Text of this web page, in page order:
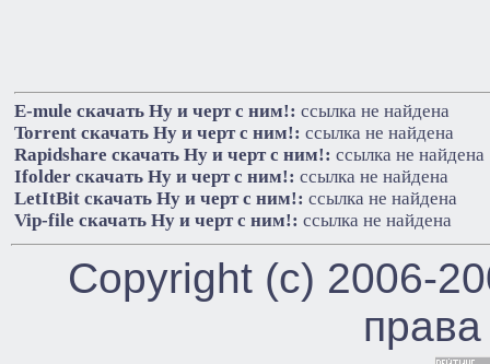
E-mule cкачать Ну и черт с ним!: ссылка не найдена
Torrent cкачать Ну и черт с ним!: ссылка не найдена
Rapidshare cкачать Ну и черт с ним!: ссылка не найдена
Ifolder cкачать Ну и черт с ним!: ссылка не найдена
LetItBit cкачать Ну и черт с ним!: ссылка не найдена
Vip-file cкачать Ну и черт с ним!: ссылка не найдена
Copyright (c) 2006-